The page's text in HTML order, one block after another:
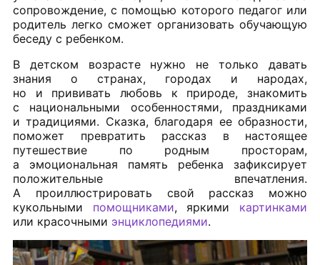
сопровождение, с помощью которого педагог или
родитель легко сможет организовать обучающую
беседу с ребенком.
В детском возрасте нужно не только давать
знания о странах, городах и народах,
но и прививать любовь к природе, знакомить
с национальными особенностями, праздниками
и традициями. Сказка, благодаря ее образности,
поможет превратить рассказ в настоящее
путешествие по родным просторам,
а эмоциональная память ребенка зафиксирует
положительные впечатления.
А проиллюстрировать свой рассказ можно
кукольными помощниками, яркими картинками
или красочными энциклопедиями.